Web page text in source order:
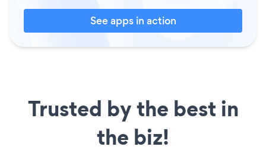
See apps in action
Trusted by the best in
the biz!